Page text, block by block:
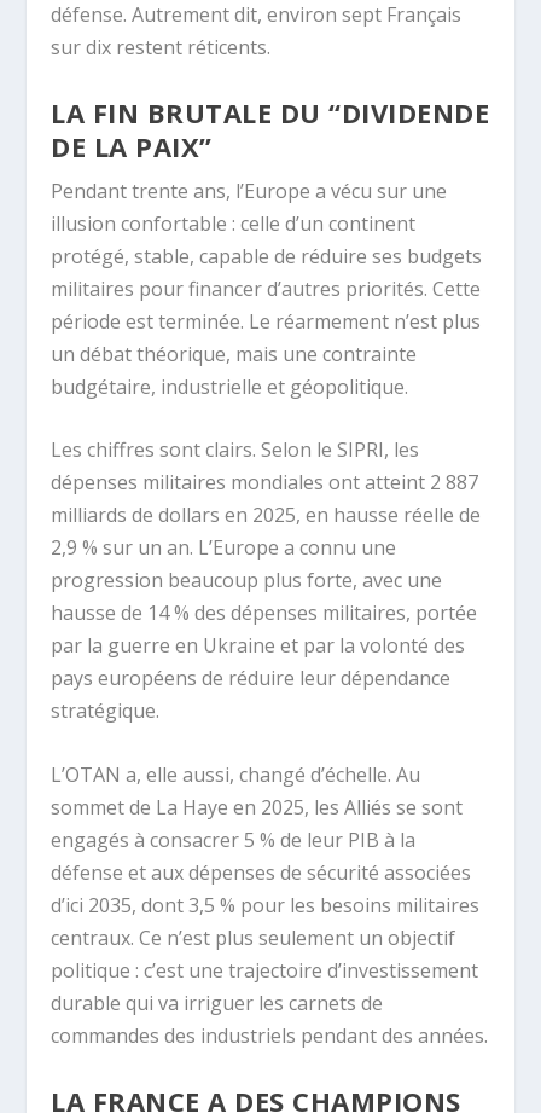
défense. Autrement dit, environ sept Français
sur dix restent réticents.
LA FIN BRUTALE DU “DIVIDENDE
DE LA PAIX”
Pendant trente ans, l’Europe a vécu sur une
illusion confortable : celle d’un continent
protégé, stable, capable de réduire ses budgets
militaires pour financer d’autres priorités. Cette
période est terminée. Le réarmement n’est plus
un débat théorique, mais une contrainte
budgétaire, industrielle et géopolitique.
Les chiffres sont clairs. Selon le SIPRI, les
dépenses militaires mondiales ont atteint 2 887
milliards de dollars en 2025, en hausse réelle de
2,9 % sur un an. L’Europe a connu une
progression beaucoup plus forte, avec une
hausse de 14 % des dépenses militaires, portée
par la guerre en Ukraine et par la volonté des
pays européens de réduire leur dépendance
stratégique.
L’OTAN a, elle aussi, changé d’échelle. Au
sommet de La Haye en 2025, les Alliés se sont
engagés à consacrer 5 % de leur PIB à la
défense et aux dépenses de sécurité associées
d’ici 2035, dont 3,5 % pour les besoins militaires
centraux. Ce n’est plus seulement un objectif
politique : c’est une trajectoire d’investissement
durable qui va irriguer les carnets de
commandes des industriels pendant des années.
LA FRANCE A DES CHAMPIONS